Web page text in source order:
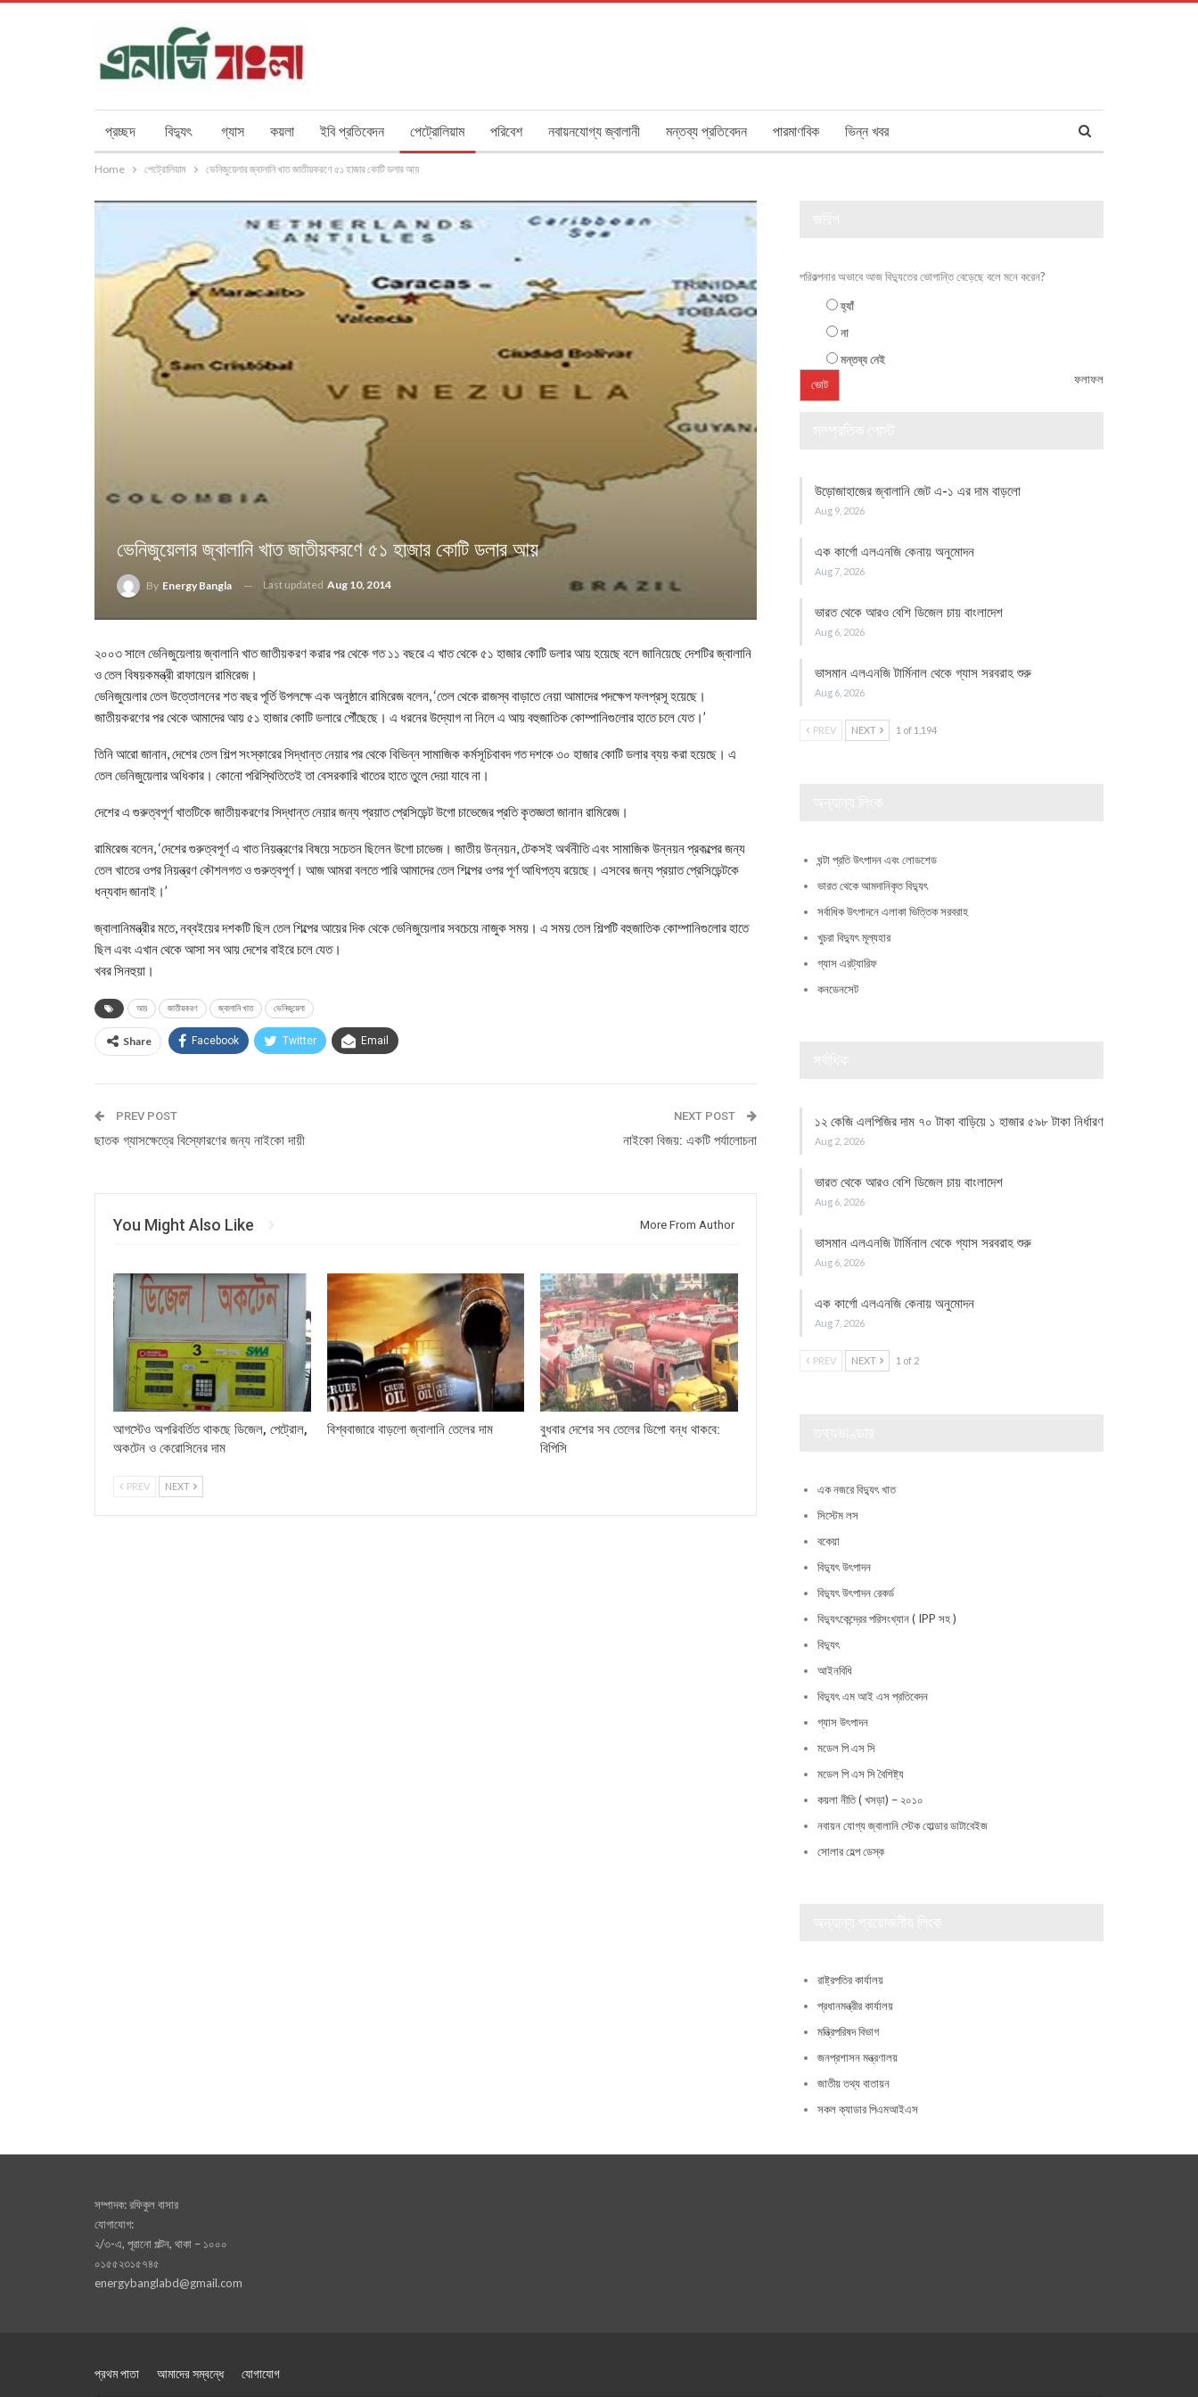
প্রচ্ছদ বিদ্যুৎ গ্যাস কয়লা ইবি প্রতিবেদন পেট্রোলিয়াম পরিবেশ নবায়নযোগ্য জ্বালানী মন্তব্য প্রতিবেদন পারমাণবিক ভিন্ন খবর
Home পেট্রোলিয়াম ভেনিজুয়েলার জ্বালানি খাত জাতীয়করণে ৫১ হাজার কোটি ডলার আয়
ভেনিজুয়েলার জ্বালানি খাত জাতীয়করণে ৫১ হাজার কোটি ডলার আয়
By Energy Bangla Last updated Aug 10, 2014
২০০৩ সালে ভেনিজুয়েলায় জ্বালানি খাত জাতীয়করণ করার পর থেকে গত ১১ বছরে এ খাত থেকে ৫১ হাজার কোটি ডলার আয় হয়েছে বলে জানিয়েছে দেশটির জ্বালানি
ও তেল বিষয়কমন্ত্রী রাফায়েল রামিরেজ।
ভেনিজুয়েলার তেল উত্তোলনের শত বছর পূর্তি উপলক্ষে এক অনুষ্ঠানে রামিরেজ বলেন, ‘তেল থেকে রাজস্ব বাড়াতে নেয়া আমাদের পদক্ষেপ ফলপ্রসূ হয়েছে।
জাতীয়করণের পর থেকে আমাদের আয় ৫১ হাজার কোটি ডলারে পৌঁছেছে। এ ধরনের উদ্যোগ না নিলে এ আয় বহুজাতিক কোম্পানিগুলোর হাতে চলে যেত।’
তিনি আরো জানান, দেশের তেল শিল্প সংস্কারের সিদ্ধান্ত নেয়ার পর থেকে বিভিন্ন সামাজিক কর্মসূচিবাবদ গত দশকে ৩০ হাজার কোটি ডলার ব্যয় করা হয়েছে। এ
তেল ভেনিজুয়েলার অধিকার। কোনো পরিস্থিতিতেই তা বেসরকারি খাতের হাতে তুলে দেয়া যাবে না।
দেশের এ গুরুত্বপূর্ণ খাতটিকে জাতীয়করণের সিদ্ধান্ত নেয়ার জন্য প্রয়াত প্রেসিডেন্ট উগো চাভেজের প্রতি কৃতজ্ঞতা জানান রামিরেজ।
রামিরেজ বলেন, ‘দেশের গুরুত্বপূর্ণ এ খাত নিয়ন্ত্রণের বিষয়ে সচেতন ছিলেন উগো চাভেজ। জাতীয় উন্নয়ন, টেকসই অর্থনীতি এবং সামাজিক উন্নয়ন প্রকল্পের জন্য
তেল খাতের ওপর নিয়ন্ত্রণ কৌশলগত ও গুরুত্বপূর্ণ। আজ আমরা বলতে পারি আমাদের তেল শিল্পের ওপর পূর্ণ আধিপত্য রয়েছে। এসবের জন্য প্রয়াত প্রেসিডেন্টকে
ধন্যবাদ জানাই।’
জ্বালানিমন্ত্রীর মতে, নব্বইয়ের দশকটি ছিল তেল শিল্পের আয়ের দিক থেকে ভেনিজুয়েলার সবচেয়ে নাজুক সময়। এ সময় তেল শিল্পটি বহুজাতিক কোম্পানিগুলোর হাতে
ছিল এবং এখান থেকে আসা সব আয় দেশের বাইরে চলে যেত।
খবর সিনহুয়া।
আয় জাতীয়করণ জ্বালানি খাত ভেনিজুয়েলা
Share Facebook Twitter Email
PREV POST
ছাতক গ্যাসক্ষেত্রে বিস্ফোরণের জন্য নাইকো দায়ী
NEXT POST
নাইকো বিজয়: একটি পর্যালোচনা
You Might Also Like More From Author
আগস্টেও অপরিবর্তিত থাকছে ডিজেল, পেট্রোল,
অকটেন ও কেরোসিনের দাম
বিশ্ববাজারে বাড়লো জ্বালানি তেলের দাম
বুধবার দেশের সব তেলের ডিপো বন্ধ থাকবে:
বিপিসি
PREV NEXT
পরিকল্পনার অভাবে আজ বিদ্যুতের ভোগান্তি বেড়েছে বলে মনে করেন?
হ্যাঁ
না
মন্তব্য নেই
ফলাফল
উড়োজাহাজের জ্বালানি জেট এ-১ এর দাম বাড়লো
Aug 9, 2026
এক কার্গো এলএনজি কেনায় অনুমোদন
Aug 7, 2026
ভারত থেকে আরও বেশি ডিজেল চায় বাংলাদেশ
Aug 6, 2026
ভাসমান এলএনজি টার্মিনাল থেকে গ্যাস সরবরাহ শুরু
Aug 6, 2026
PREV NEXT 1 of 1,194
ঘন্টা প্রতি উৎপাদন এবং লোডশেড
ভারত থেকে আমদানিকৃত বিদ্যুৎ
সর্বাধিক উৎপাদনে এলাকা ভিত্তিক সরবরাহ
খুচরা বিদ্যুৎ মূল্যহার
গ্যাস এরট্যারিফ
কনডেনসেট
১২ কেজি এলপিজির দাম ৭০ টাকা বাড়িয়ে ১ হাজার ৫৯৮ টাকা নির্ধারণ
Aug 2, 2026
ভারত থেকে আরও বেশি ডিজেল চায় বাংলাদেশ
Aug 6, 2026
ভাসমান এলএনজি টার্মিনাল থেকে গ্যাস সরবরাহ শুরু
Aug 6, 2026
এক কার্গো এলএনজি কেনায় অনুমোদন
Aug 7, 2026
PREV NEXT 1 of 2
এক নজরে বিদ্যুৎ খাত
সিস্টেম লস
বকেয়া
বিদ্যুৎ উৎপাদন
বিদ্যুৎ উৎপাদন রেকর্ড
বিদ্যুৎকেন্দ্রের পরিসংখ্যান ( IPP সহ )
বিদ্যুৎ
আইনবিধি
বিদ্যুৎ এম আই এস প্রতিবেদন
গ্যাস উৎপাদন
মডেল পি এস সি
মডেল পি এস সি বৈশিষ্ট্য
কয়লা নীতি ( খসড়া) – ২০১০
নবায়ন যোগ্য জ্বালানি স্টেক হোল্ডার ডাটাবেইজ
সোলার হেল্প ডেস্ক
রাষ্ট্রপতির কার্যালয়
প্রধানমন্ত্রীর কার্যালয়
মন্ত্রিপরিষদ বিভাগ
জনপ্রশাসন মন্ত্রণালয়
জাতীয় তথ্য বাতায়ন
সকল ক্যাডার পিএমআইএস
সম্পাদক: রফিকুল বাসার
যোগাযোগ:
২/৩-এ, পূরানো পল্টন, থাকা – ১০০০
০১৫৫২৩১৫৭৪৫
energybanglabd@gmail.com
প্রথম পাতা আমাদের সম্বন্ধে যোগাযোগ